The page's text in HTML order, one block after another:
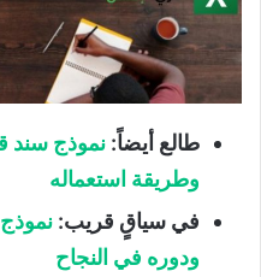
طالع أيضاً: نموذج سند
وطريقة استعماله
في سياقٍ قريب:
ودوره في النجاح